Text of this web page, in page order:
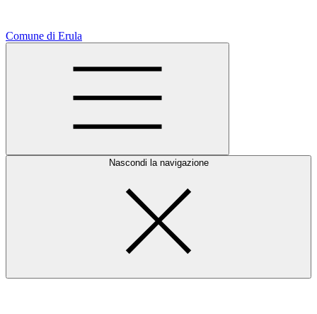
Comune di Erula
Nascondi la navigazione